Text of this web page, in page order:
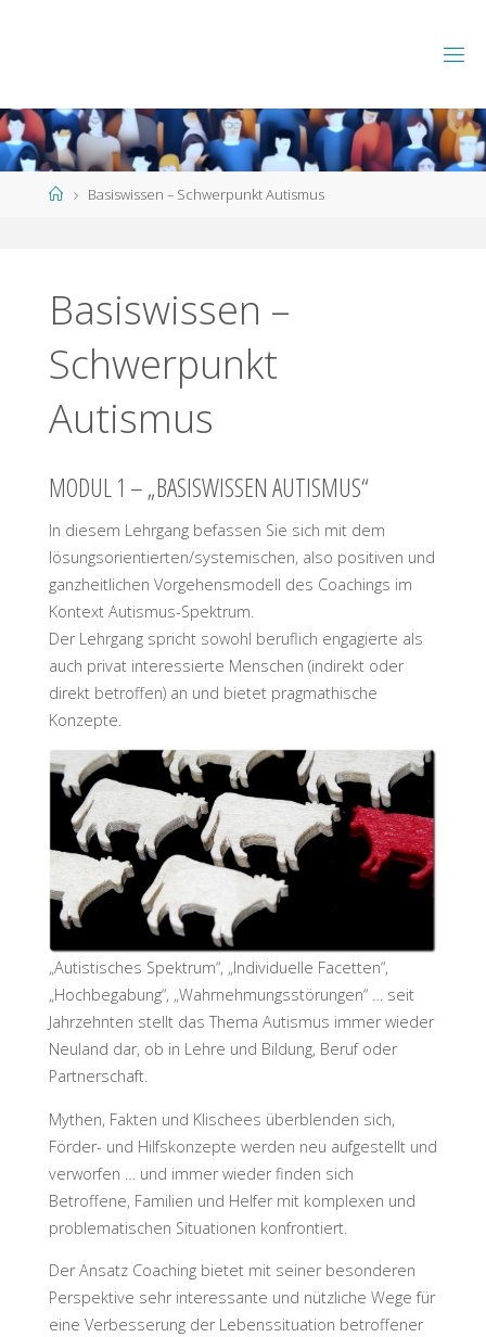
HomeBasiswissen – Schwerpunkt Autismus
Basiswissen –
Schwerpunkt
Autismus
MODUL 1 – „BASISWISSEN AUTISMUS“
In diesem Lehrgang befassen Sie sich mit dem
lösungsorientierten/systemischen, also positiven und
ganzheitlichen Vorgehensmodell des Coachings im
Kontext Autismus-Spektrum.
Der Lehrgang spricht sowohl beruflich engagierte als
auch privat interessierte Menschen (indirekt oder
direkt betroffen) an und bietet pragmathische
Konzepte.
„Autistisches Spektrum“, „Individuelle Facetten“,
„Hochbegabung“, „Wahrnehmungsstörungen“ … seit
Jahrzehnten stellt das Thema Autismus immer wieder
Neuland dar, ob in Lehre und Bildung, Beruf oder
Partnerschaft.
Mythen, Fakten und Klischees überblenden sich,
Förder- und Hilfskonzepte werden neu aufgestellt und
verworfen … und immer wieder finden sich
Betroffene, Familien und Helfer mit komplexen und
problematischen Situationen konfrontiert.
Der Ansatz Coaching bietet mit seiner besonderen
Perspektive sehr interessante und nützliche Wege für
eine Verbesserung der Lebenssituation betroffener